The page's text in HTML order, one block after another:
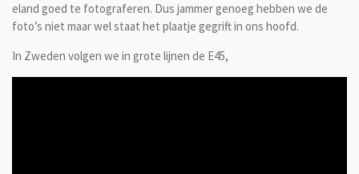
eland goed te fotograferen. Dus jammer genoeg hebben we de
foto’s niet maar wel staat het plaatje gegrift in ons hoofd.
In Zweden volgen we in grote lijnen de E45,